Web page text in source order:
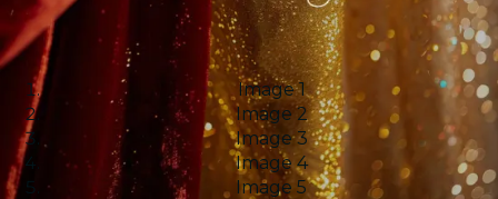
Image 1
Image 2
Image 3
Image 4
Image 5